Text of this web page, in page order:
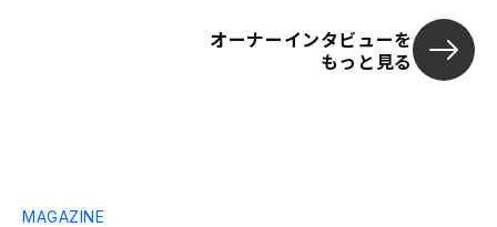
オーナーインタビューを
もっと見る
MAGAZINE